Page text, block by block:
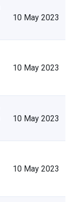
10 May 2023
10 May 2023
10 May 2023
10 May 2023